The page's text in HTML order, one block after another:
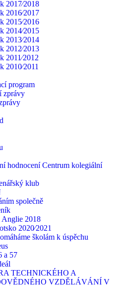
2017⁄2018
2016⁄2017
2015⁄2016
2014⁄2015
2013⁄2014
2012⁄2013
2011⁄2012
2010⁄2011
program
zprávy
hodnocení Centrum kolegiální
klub
společně
Anglie 2018
2020⁄2021
školám k úspěchu
a 57
TECHNICKÉHO A
VZDĚLÁVÁNÍ V